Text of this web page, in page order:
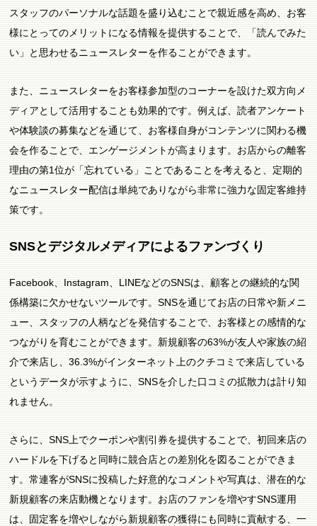
スタッフのパーソナルな話題を盛り込むことで親近感を高め、お客
様にとってのメリットになる情報を提供することで、「読んでみた
い」と思わせるニュースレターを作ることができます。
また、ニュースレターをお客様参加型のコーナーを設けた双方向メ
ディアとして活用することも効果的です。例えば、読者アンケート
や体験談の募集などを通じて、お客様自身がコンテンツに関わる機
会を作ることで、エンゲージメントが高まります。お店からの離客
理由の第1位が「忘れている」ことであることを考えると、定期的
なニュースレター配信は単純でありながら非常に強力な固定客維持
策です。
SNSとデジタルメディアによるファンづくり
Facebook、Instagram、LINEなどのSNSは、顧客との継続的な関
係構築に欠かせないツールです。SNSを通じてお店の日常や新メニ
ュー、スタッフの人柄などを発信することで、お客様との感情的な
つながりを育むことができます。新規顧客の63%が友人や家族の紹
介で来店し、36.3%がインターネット上のクチコミで来店している
というデータが示すように、SNSを介した口コミの拡散力は計り知
れません。
さらに、SNS上でクーポンや割引券を提供することで、初回来店の
ハードルを下げると同時に競合店との差別化を図ることができま
す。常連客がSNSに投稿した好意的なコメントや写真は、潜在的な
新規顧客の来店動機となります。お店のファンを増やすSNS運用
は、固定客を増やしながら新規顧客の獲得にも同時に貢献する、一